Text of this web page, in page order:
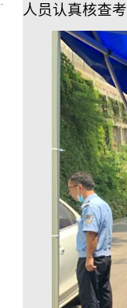
人员认真核查